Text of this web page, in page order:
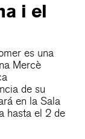
i el
es una
Mercè
de su
en la Sala
hasta el 2 de